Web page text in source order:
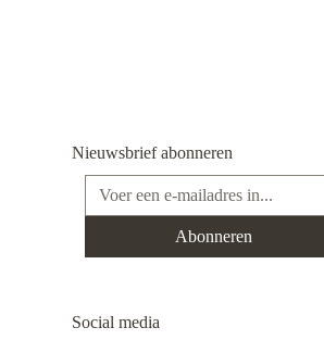
Nieuwsbrief abonneren
E-mailadres*
Abonneren
Social media